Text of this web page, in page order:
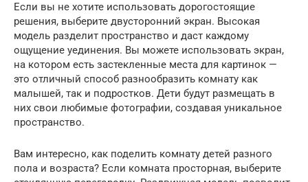
Если вы не хотите использовать дорогостоящие
решения, выберите двусторонний экран. Высокая
модель разделит пространство и даст каждому
ощущение уединения. Вы можете использовать экран,
на котором есть застекленные места для картинок —
это отличный способ разнообразить комнату как
малышей, так и подростков. Дети будут размещать в
них свои любимые фотографии, создавая уникальное
пространство.
Вам интересно, как поделить комнату детей разного
пола и возраста? Если комната просторная, выберите